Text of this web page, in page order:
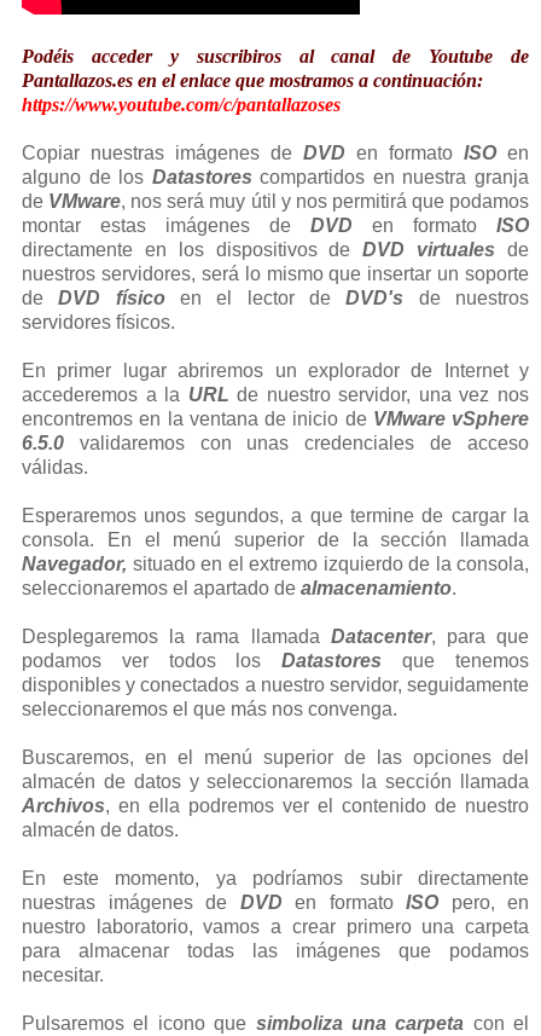
Podéis acceder y suscribiros al canal de Youtube de
Pantallazos.es en el enlace que mostramos a continuación:
https://www.youtube.com/c/pantallazoses
Copiar nuestras imágenes de DVD en formato ISO en
alguno de los Datastores compartidos en nuestra granja
de VMware, nos será muy útil y nos permitirá que podamos
montar estas imágenes de DVD en formato ISO
directamente en los dispositivos deDVD virtuales de
nuestros servidores, será lo mismo que insertar un soporte
deDVD físicoen el lector deDVD's de nuestros
servidores físicos.
En primer lugar abriremos un explorador de Internet y
accederemos a la URLde nuestro servidor, una vez nos
encontremos en la ventana de inicio de VMware vSphere
6.5.0 validaremos con unas credenciales de acceso
válidas.
Esperaremos unos segundos, a que termine de cargar la
consola. En el menú superior de la sección llamada
Navegador, situado en el extremo izquierdo de la consola,
seleccionaremos el apartado de almacenamiento.
Desplegaremos la rama llamada Datacenter, para que
podamos ver todos losDatastoresque tenemos
disponibles y conectados a nuestro servidor, seguidamente
seleccionaremos el que más nos convenga.
Buscaremos, en el menú superior de las opciones del
almacén de datos y seleccionaremos la sección llamada
Archivos, en ella podremos ver el contenido de nuestro
almacén de datos.
En este momento, ya podríamos subir directamente
nuestras imágenes de DVD en formato ISOpero, en
nuestro laboratorio, vamos a crear primero una carpeta
para almacenar todas las imágenes que podamos
necesitar.
Pulsaremos el icono que simboliza una carpeta con el